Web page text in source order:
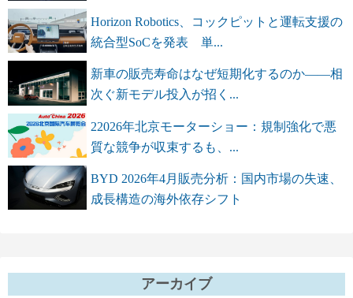
Horizon Robotics、コックピットと運転支援の
統合型SoCを発表 単...
新車の販売寿命はなぜ短期化するのか――相
次ぐ新モデル投入が招く...
22026年北京モーターショー：規制強化で悪
質な競争が収束するも、...
BYD 2026年4月販売分析：国内市場の失速、
成長構造の海外依存シフト
アーカイブ